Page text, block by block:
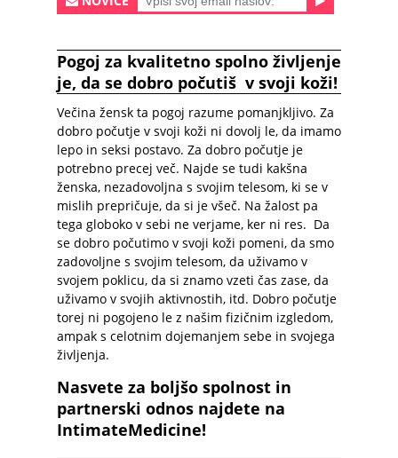
Pogoj za kvalitetno spolno življenje
je, da se dobro počutiš v svoji koži!
Večina žensk ta pogoj razume pomanjkljivo. Za
dobro počutje v svoji koži ni dovolj le, da imamo
lepo in seksi postavo. Za dobro počutje je
potrebno precej več. Najde se tudi kakšna
ženska, nezadovoljna s svojim telesom, ki se v
mislih prepričuje, da si je všeč. Na žalost pa
tega globoko v sebi ne verjame, ker ni res. Da
se dobro počutimo v svoji koži pomeni, da smo
zadovoljne s svojim telesom, da uživamo v
svojem poklicu, da si znamo vzeti čas zase, da
uživamo v svojih aktivnostih, itd. Dobro počutje
torej ni pogojeno le z našim fizičnim izgledom,
ampak s celotnim dojemanjem sebe in svojega
življenja.
Nasvete za boljšo spolnost in
partnerski odnos najdete na
IntimateMedicine!